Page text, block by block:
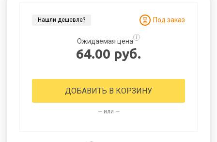
Нашли дешевле? Под заказ
Ожидаемая цена i
64.00 руб.
ДОБАВИТЬ В КОРЗИНУ
— или —